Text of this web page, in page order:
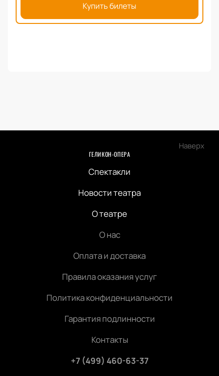
Купить билеты
Наверх
ГЕЛИКОН-ОПЕРА
Спектакли
Новости театра
О театре
О нас
Оплата и доставка
Правила оказания услуг
Политика конфиденциальности
Гарантия подлинности
Контакты
+7 (499) 460-63-37